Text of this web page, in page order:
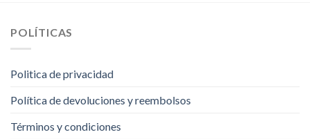
POLÍTICAS
Politica de privacidad
Política de devoluciones y reembolsos
Términos y condiciones